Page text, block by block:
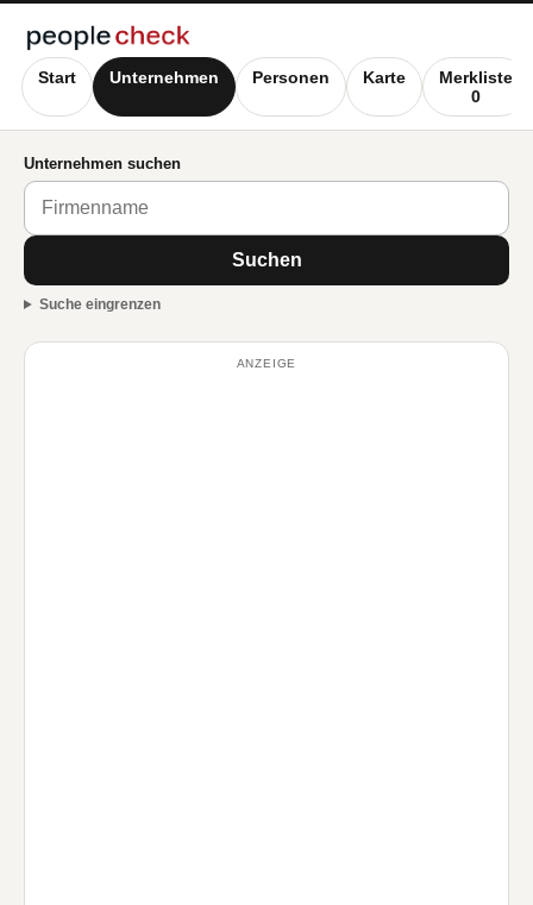
Start Unternehmen Personen Karte
Merkliste
0
Unternehmen suchen
Suchen
Suche eingrenzen
ANZEIGE